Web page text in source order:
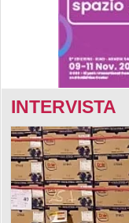
INTERVISTA